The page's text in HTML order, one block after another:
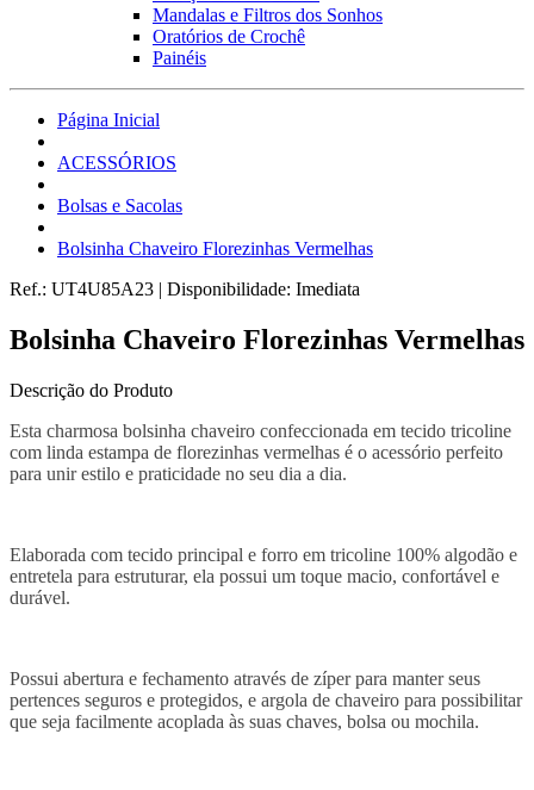
Mandalas e Filtros dos Sonhos
Oratórios de Crochê
Painéis
Página Inicial
ACESSÓRIOS
Bolsas e Sacolas
Bolsinha Chaveiro Florezinhas Vermelhas
Ref.: UT4U85A23 | Disponibilidade: Imediata
Bolsinha Chaveiro Florezinhas Vermelhas
Descrição do Produto
Esta charmosa bolsinha chaveiro confeccionada em tecido tricoline
com linda estampa de florezinhas vermelhas é o acessório perfeito
para unir estilo e praticidade no seu dia a dia.
Elaborada com tecido principal e forro em tricoline 100% algodão e
entretela para estruturar, ela possui um toque macio, confortável e
durável.
Possui abertura e fechamento através de zíper para manter seus
pertences seguros e protegidos, e argola de chaveiro para possibilitar
que seja facilmente acoplada às suas chaves, bolsa ou mochila.